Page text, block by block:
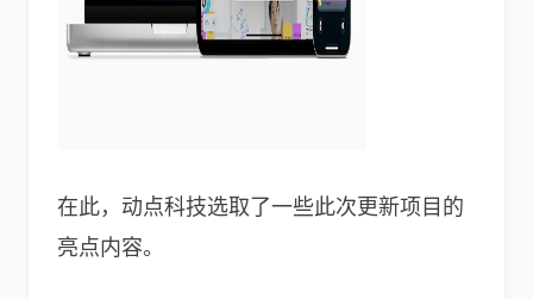
在此，动点科技选取了一些此次更新项目的
亮点内容。